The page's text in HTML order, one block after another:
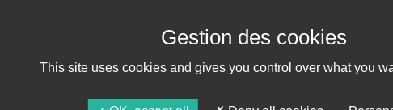
This site uses cookies and gives you control over what you